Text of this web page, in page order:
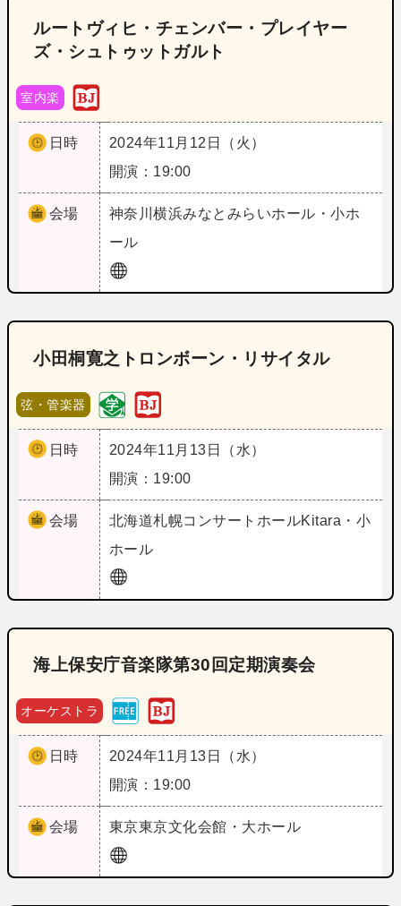
ルートヴィヒ・チェンバー・プレイヤー
ズ・シュトゥットガルト
室内楽
日時
2024年11月12日（火）
開演：19:00
会場 神奈川横浜みなとみらいホール・小ホ
ール
小田桐寛之トロンボーン・リサイタル
弦・管楽器
日時
2024年11月13日（水）
開演：19:00
会場 北海道札幌コンサートホールKitara・小
ホール
海上保安庁音楽隊第30回定期演奏会
オーケストラ
日時
2024年11月13日（水）
開演：19:00
会場 東京東京文化会館・大ホール